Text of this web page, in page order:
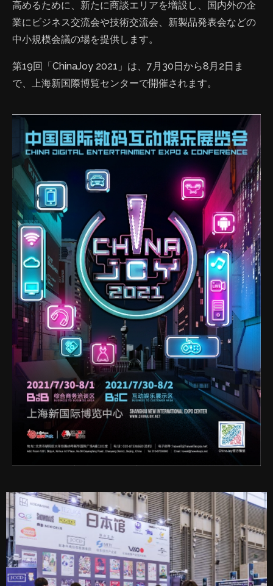
高めるために、新たに商談エリアを増設し、国内外の企
業にビジネス交流会や技術交流会、新製品発表会などの
中小規模会議の場を提供します。
第19回「ChinaJoy 2021」は、7月30日から8月2日ま
で、上海新国際博覧センターで開催されます。